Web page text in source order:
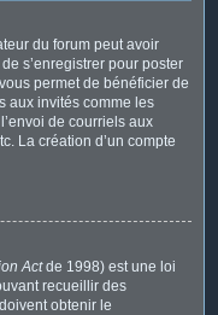
du forum peut avoir
s’enregistrer pour poster
permet de bénéficier de
aux invités comme les
de courriels aux
La création d’un compte
Actde 1998) est une loi
recueillir des
obtenir le